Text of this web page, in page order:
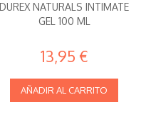
DUREX NATURALS INTIMATE
GEL 100 ML
13,95 €
AÑADIR AL CARRITO